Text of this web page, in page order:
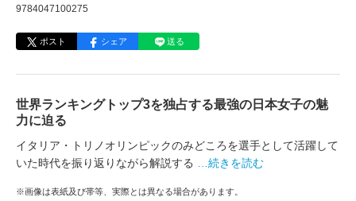
9784047100275
ポスト シェア 送る
世界ランキングトップ3を独占する最強の日本女子の魅
力に迫る
イタリア・トリノオリンピックのみどころを選手として活躍して
いた時代を振り返りながら解説する
…続きを読む
※画像は表紙及び帯等、実際とは異なる場合があります。